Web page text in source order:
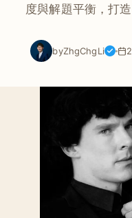
度與解題平衡，打
byZhgChgLi